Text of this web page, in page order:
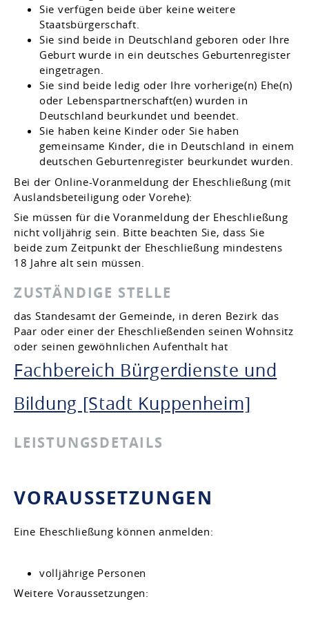
Sie verfügen beide über keine weitere
Staatsbürgerschaft.
Sie sind beide in Deutschland geboren oder Ihre
Geburt wurde in ein deutsches Geburtenregister
eingetragen.
Sie sind beide ledig oder Ihre vorherige(n) Ehe(n)
oder Lebenspartnerschaft(en) wurden in
Deutschland beurkundet und beendet.
Sie haben keine Kinder oder Sie haben
gemeinsame Kinder, die in Deutschland in einem
deutschen Geburtenregister beurkundet wurden.
Bei der Online-Voranmeldung der Eheschließung (mit
Auslandsbeteiligung oder Vorehe):
Sie müssen für die Voranmeldung der Eheschließung
nicht volljährig sein. Bitte beachten Sie, dass Sie
beide zum Zeitpunkt der Eheschließung mindestens
18 Jahre alt sein müssen.
ZUSTÄNDIGE STELLE
das Standesamt der Gemeinde, in deren Bezirk das
Paar oder einer der Eheschließenden seinen Wohnsitz
oder seinen gewöhnlichen Aufenthalt hat
Fachbereich Bürgerdienste und
Bildung [Stadt Kuppenheim]
LEISTUNGSDETAILS
VORAUSSETZUNGEN
Eine Eheschließung können anmelden:
volljährige Personen
Weitere Voraussetzungen: